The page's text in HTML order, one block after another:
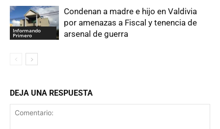
Informando
Primero
Condenan a madre e hijo en Valdivia
por amenazas a Fiscal y tenencia de
arsenal de guerra
DEJA UNA RESPUESTA